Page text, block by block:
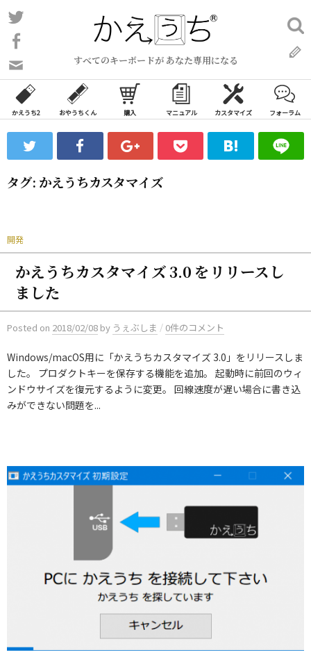
コ
ン
ン
ツ
ス
ッ
プ
すべてのキーボードが あなた専用になる
い
合
わ
フ
ォ
ー
ム
検
索:
かえうち2 おやうちくん 購入 マニュアル カスタマイズ フォーラム
タグ: かえうちカスタマイズ
開発
かえうちカスタマイズ 3.0 をリリースし
ました
Posted on 2018/02/08 by うぇぶしま / 0件のコメント
Windows/macOS用に「かえうちカスタマイズ 3.0」をリリースしま
した。 プロダクトキーを保存する機能を追加。 起動時に前回のウィ
ンドウサイズを復元するように変更。 回線速度が遅い場合に書き込
みができない問題を...